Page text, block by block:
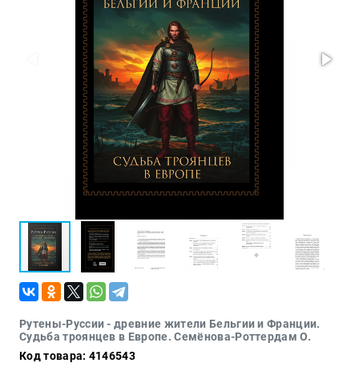
Рутены-Руссии - древние жители Бельгии и Франции.
Судьба троянцев в Европе. Семёнова-Роттердам О.
Код товара: 4146543
Философия
Военная
история
Конспирология
Политика
Религия
Разное
Кухня,
гастрономия,
кулинария
Красота
здоровье